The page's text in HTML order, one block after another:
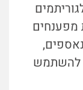
כיום, אלגוריתמים
מפענחים
להשתמש